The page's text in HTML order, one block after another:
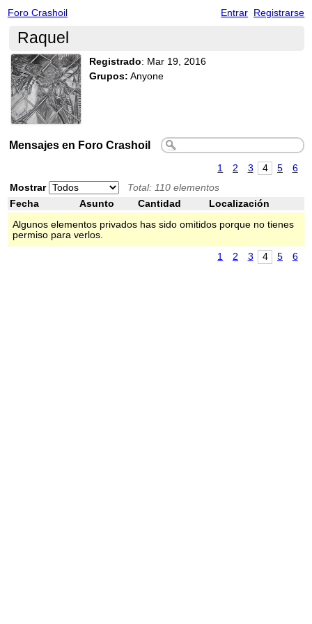
Foro Crashoil Entrar Registrarse
Raquel
Registrado: Mar 19, 2016
Grupos: Anyone
Mensajes en Foro Crashoil
1 2 3 4 5
6
Mostrar
Total: 110 elementos
Fecha
Asunto Cantidad
Localización
Algunos elementos privados has sido omitidos porque no tienes
permiso para verlos.
1 2 3 4 5 6